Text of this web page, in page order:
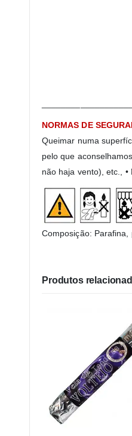
NORMAS DE
Queimar numa
pelo que
não haja vento), etc.,
Composição: Parafina,
Produtos